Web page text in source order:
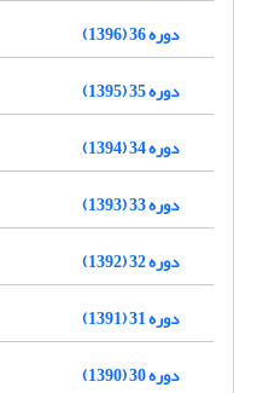
دوره 36 (1396)
دوره 35 (1395)
دوره 34 (1394)
دوره 33 (1393)
دوره 32 (1392)
دوره 31 (1391)
دوره 30 (1390)